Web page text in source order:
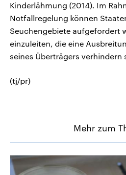
Kinderlähmung (2014). Im
Notfallregelung können
Seuchengebiete aufgefordert
einzuleiten, die eine
seines Überträgers verhindern
(tj/pr)
Mehr zum